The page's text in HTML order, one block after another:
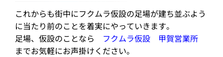
これからも街中にフクムラ仮設の足場が建ち並ぶよう
に当たり前のことを着実にやっていきます。
足場、仮設のことなら フクムラ仮設 甲賀営業所
までお気軽にお声掛けください。